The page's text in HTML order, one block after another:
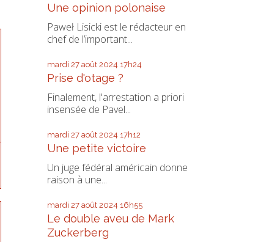
Une opinion polonaise
Paweł Lisicki est le rédacteur en
chef de l’important...
mardi 27 août 2024 17h24
Prise d'otage ?
Finalement, l'arrestation a priori
insensée de Pavel...
mardi 27 août 2024 17h12
Une petite victoire
Un juge fédéral américain donne
raison à une...
mardi 27 août 2024 16h55
Le double aveu de Mark
Zuckerberg